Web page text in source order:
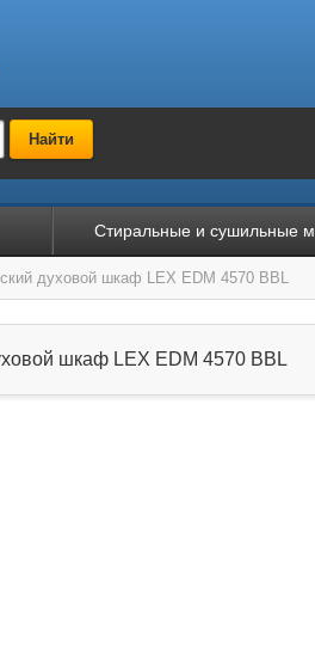
Найти
Стиральные и сушильные
духовой шкаф LEX EDM 4570 BBL